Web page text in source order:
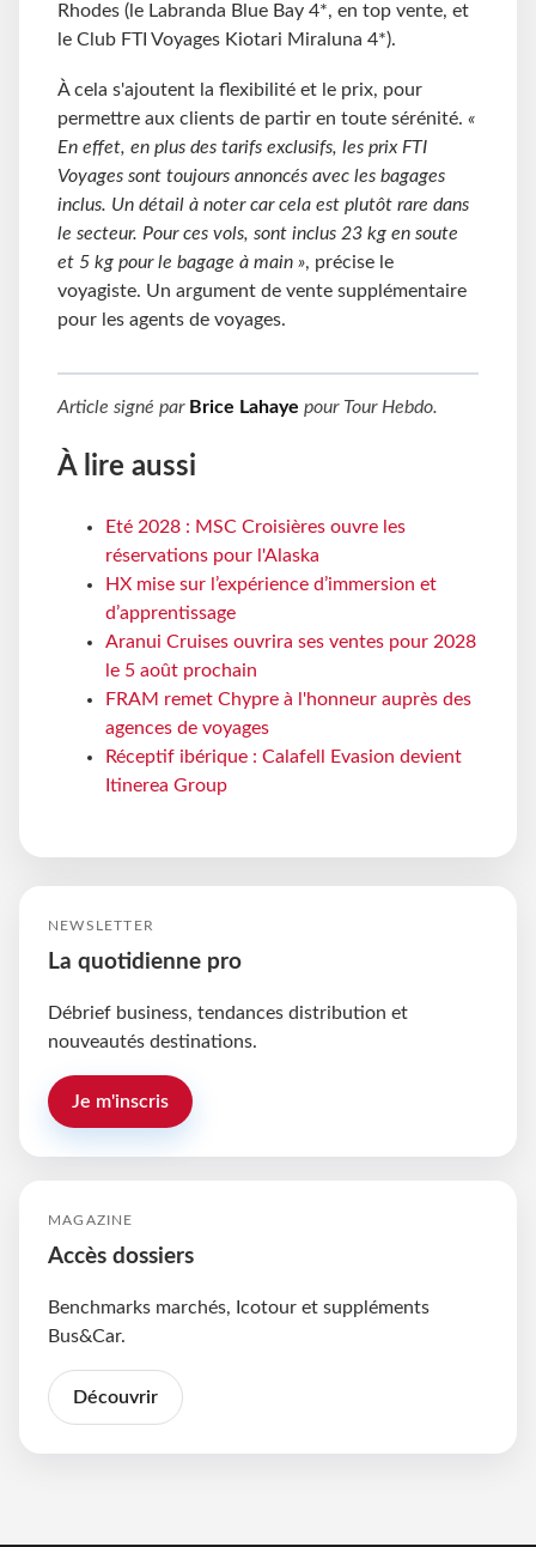
Rhodes (le Labranda Blue Bay 4*, en top vente, et
le Club FTI Voyages Kiotari Miraluna 4*).
À cela s'ajoutent la flexibilité et le prix, pour
permettre aux clients de partir en toute sérénité. «
En effet, en plus des tarifs exclusifs, les prix FTI
Voyages sont toujours annoncés avec les bagages
inclus. Un détail à noter car cela est plutôt rare dans
le secteur. Pour ces vols, sont inclus 23 kg en soute
et 5 kg pour le bagage à main », précise le
voyagiste. Un argument de vente supplémentaire
pour les agents de voyages.
Article signé par Brice Lahaye pour Tour Hebdo.
À lire aussi
Eté 2028 : MSC Croisières ouvre les
réservations pour l'Alaska
HX mise sur l’expérience d’immersion et
d’apprentissage
Aranui Cruises ouvrira ses ventes pour 2028
le 5 août prochain
FRAM remet Chypre à l'honneur auprès des
agences de voyages
Réceptif ibérique : Calafell Evasion devient
Itinerea Group
NEWSLETTER
La quotidienne pro
Débrief business, tendances distribution et
nouveautés destinations.
Je m'inscris
MAGAZINE
Accès dossiers
Benchmarks marchés, Icotour et suppléments
Bus&Car.
Découvrir